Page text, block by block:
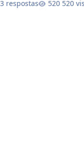
3 respostas 520